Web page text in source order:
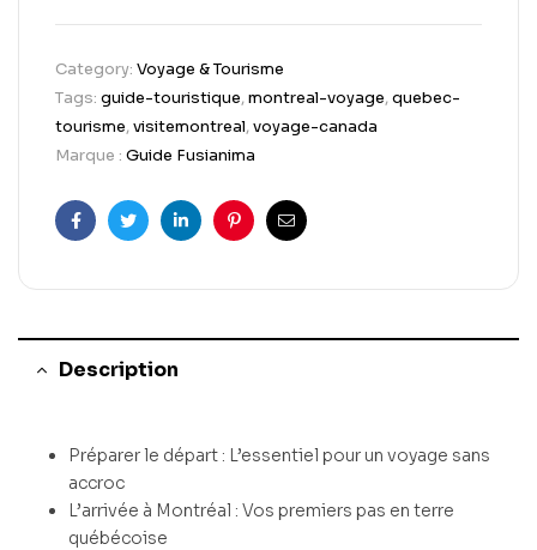
Category: Voyage & Tourisme
Tags: guide-touristique,montreal-voyage,quebec-
tourisme,visitemontreal,voyage-canada
Marque : Guide Fusianima
FacebookTwitterLinkedinPinterestEmail
Description
Préparer le départ : L’essentiel pour un voyage sans
accroc
L’arrivée à Montréal : Vos premiers pas en terre
québécoise